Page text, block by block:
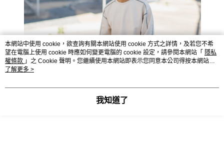
本網站中使用 cookie，欲查詢有關本網站使用 cookie 方式之詳情，及若您不希
望在電腦上使用 cookie 時應如何變更電腦的 cookie 設定，請參閱本網站「 隱私
權條款 」之 Cookie 聲明。您繼續使用本網站即表示您同意本公司得按本網站使
用條款之 Cookie 聲明使用 cookie。
了解更多 >
我知道了